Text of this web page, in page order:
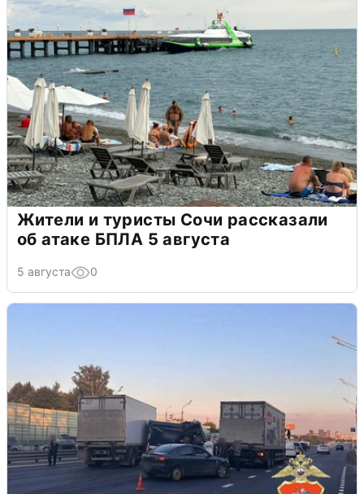
Жители и туристы Сочи рассказали
об атаке БПЛА 5 августа
5 августа 0